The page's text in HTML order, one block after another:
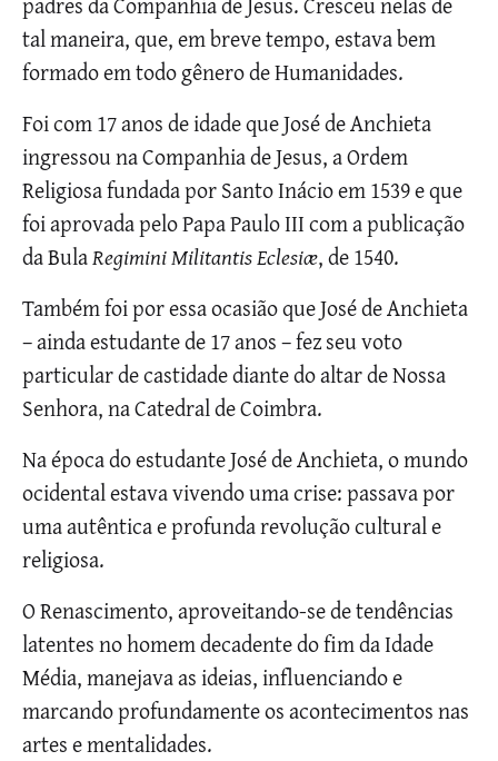
tal maneira, que, em breve tempo, estava bem
formado em todo gênero de Humanidades.
Foi com 17 anos de idade que José de Anchieta
ingressou na Companhia de Jesus, a Ordem
Religiosa fundada por Santo Inácio em 1539 e que
foi aprovada pelo Papa Paulo III com a publicação
da BulaRegimini Militantis Eclesiæ, de 1540.
Também foi por essa ocasião que José de Anchieta
– ainda estudante de 17 anos – fez seu voto
particular de castidade diante do altar de Nossa
Senhora, na Catedral de Coimbra.
Na época do estudante José de Anchieta, o mundo
ocidental estava vivendo uma crise: passava por
uma autêntica e profunda revolução cultural e
religiosa.
O Renascimento, aproveitando-se de tendências
latentes no homem decadente do fim da Idade
Média, manejava as ideias, influenciando e
marcando profundamente os acontecimentos nas
artes e mentalidades.